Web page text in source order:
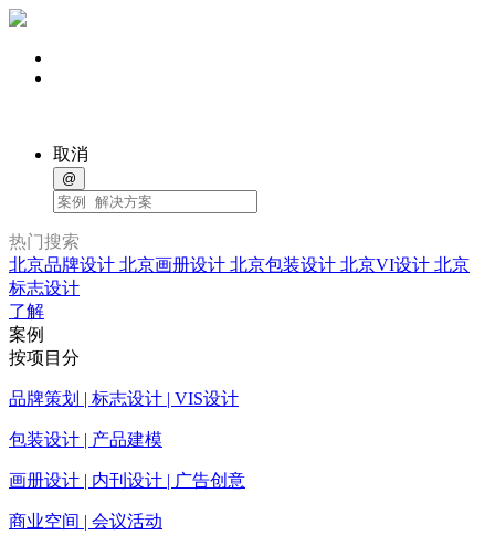
取消
@
热门搜索
北京品牌设计 北京画册设计 北京包装设计 北京VI设计 北京
标志设计
了解
案例
按项目分
品牌策划 | 标志设计 | VIS设计
包装设计 | 产品建模
画册设计 | 内刊设计 | 广告创意
商业空间 | 会议活动